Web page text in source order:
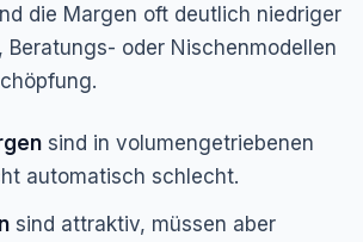
die Margen oft deutlich niedriger
Beratungs- oder Nischenmodellen
sind in volumengetriebenen
automatisch schlecht.
sind attraktiv, müssen aber